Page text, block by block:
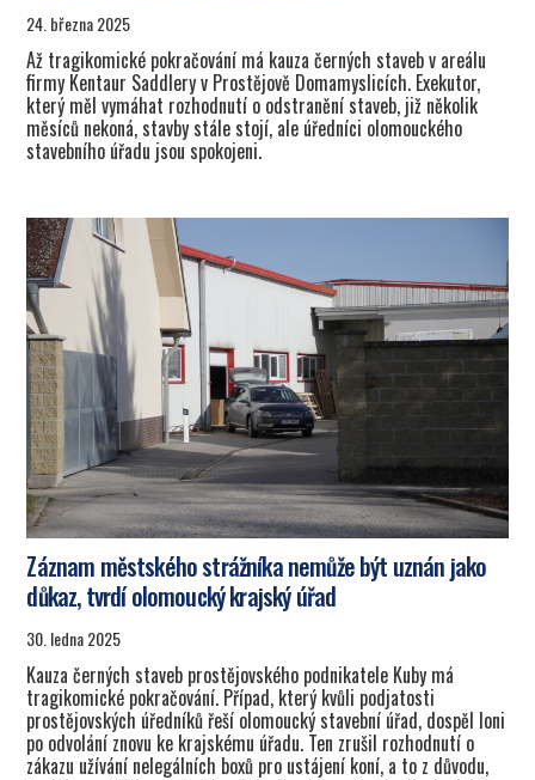
24. března 2025
Až tragikomické pokračování má kauza černých staveb v areálu
firmy Kentaur Saddlery v Prostějově Domamyslicích. Exekutor,
který měl vymáhat rozhodnutí o odstranění staveb, již několik
měsíců nekoná, stavby stále stojí, ale úředníci olomouckého
stavebního úřadu jsou spokojeni.
Záznam městského strážníka nemůže být uznán jako
důkaz, tvrdí olomoucký krajský úřad
30. ledna 2025
Kauza černých staveb prostějovského podnikatele Kuby má
tragikomické pokračování. Případ, který kvůli podjatosti
prostějovských úředníků řeší olomoucký stavební úřad, dospěl loni
po odvolání znovu ke krajskému úřadu. Ten zrušil rozhodnutí o
zákazu užívání nelegálních boxů pro ustájení koní, a to z důvodu,